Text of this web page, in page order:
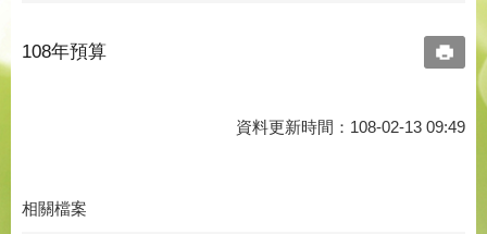
108年預算
資料更新時間：108-02-13 09:49
相關檔案